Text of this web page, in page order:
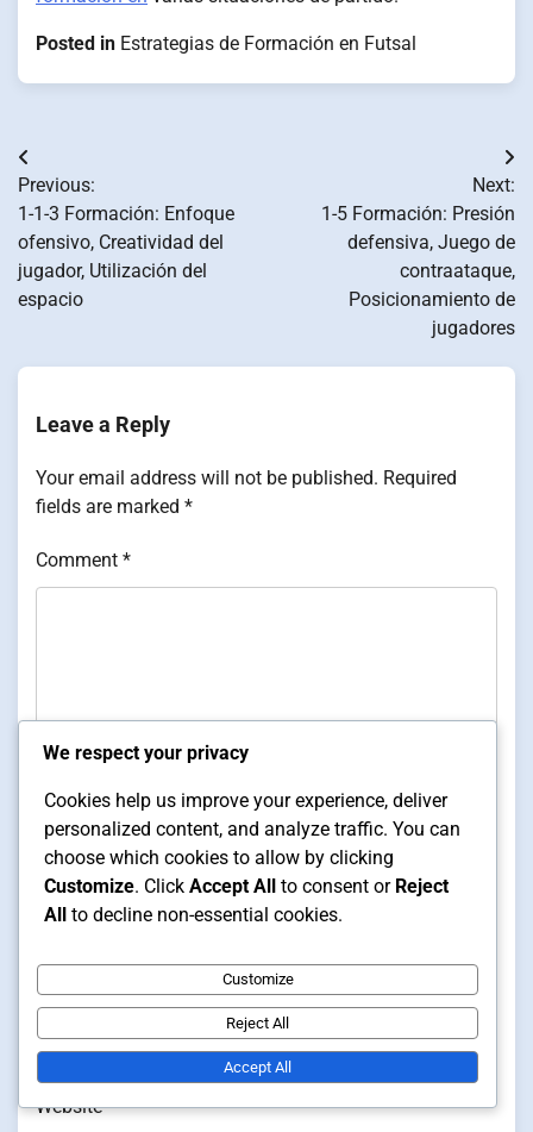
Posted in Estrategias de Formación en Futsal
Post
navigation
Previous:
1-1-3 Formación: Enfoque
ofensivo, Creatividad del
jugador, Utilización del
espacio
Next:
1-5 Formación: Presión
defensiva, Juego de
contraataque,
Posicionamiento de
jugadores
Leave a Reply
Your email address will not be published. Required
fields are marked *
Comment *
Name
Email*
Website
We respect your privacy
Cookies help us improve your experience, deliver
personalized content, and analyze traffic. You can
choose which cookies to allow by clicking
Customize. Click Accept All to consent or Reject
All to decline non-essential cookies.
Customize
Reject All
Accept All